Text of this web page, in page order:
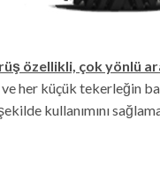
özellikli, çok yönlü
her küçük tekerleğin
kullanımını